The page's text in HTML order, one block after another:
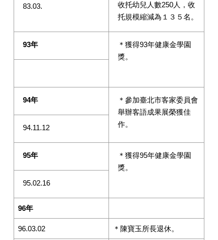
收托幼兒人數250人，收
托規模縮減為１３５名。
83.03.
93年
＊獲得93年健康金學園
獎。
94年
＊參加臺北市客家委員會
舉辦客語成果展榮獲佳
作。
94.11.12
95年
＊獲得95年健康金學園
獎。
95.02.16
96年
96.03.02 ＊陳寶玉所長退休。